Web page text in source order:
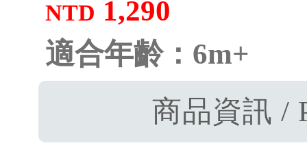
NTD 1,290
適合年齡：6m+
商品資訊 /